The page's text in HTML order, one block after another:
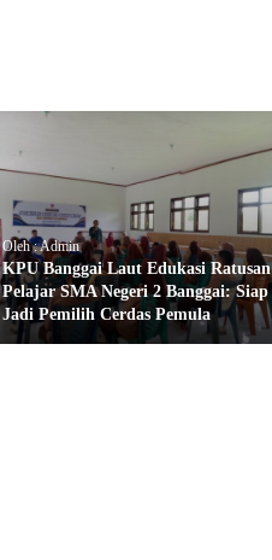
Oleh : Admin
KPU Banggai Laut Edukasi Ratusan
Pelajar SMA Negeri 2 Banggai: Siap
Jadi Pemilih Cerdas Pemula